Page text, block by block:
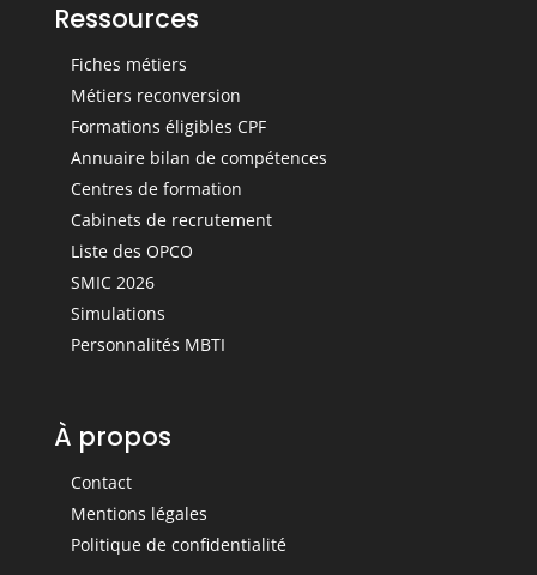
Ressources
Fiches métiers
Métiers reconversion
Formations éligibles CPF
Annuaire bilan de compétences
Centres de formation
Cabinets de recrutement
Liste des OPCO
SMIC 2026
Simulations
Personnalités MBTI
À propos
Contact
Mentions légales
Politique de confidentialité